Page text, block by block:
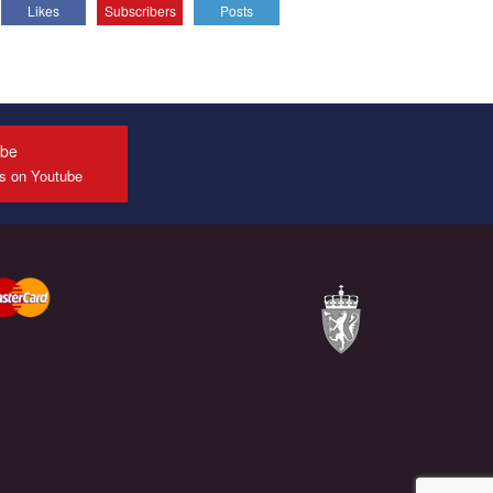
All you have to do is to press "Like" below the
альянс Украина", который принимает участие в
Мы просим вас поддержать нас и помочь нам
Все, что вам нужно сделать - это зайти на наш
канал YouTube по этой ссылке и поставить лайк
под видео.
Likes Subscribers Posts
on Youtube